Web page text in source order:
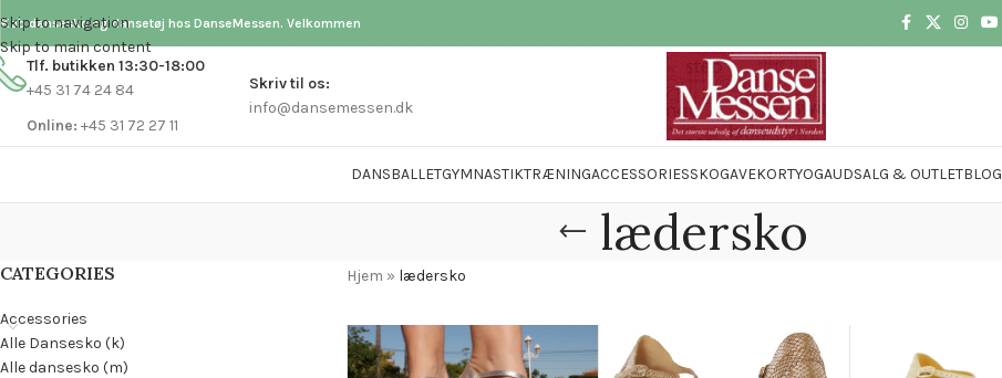
Skip to navigation
Skip to main content
Køb dansesko og dansetøj hos DanseMessen. Velkommen
Tlf. butikken 13:30-18:00
+45 31 74 24 84
Online: +45 31 72 27 11
Skriv til os:
info@dansemessen.dk
DANSBALLETGYMNASTIKTRÆNINGACCESSORIESSKOGAVEKORTYOGAUDSALG & OUTLETBLOG
lædersko
CATEGORIES
Accessories
Alle Dansesko (k)
Alle dansesko (m)
Hjem » lædersko